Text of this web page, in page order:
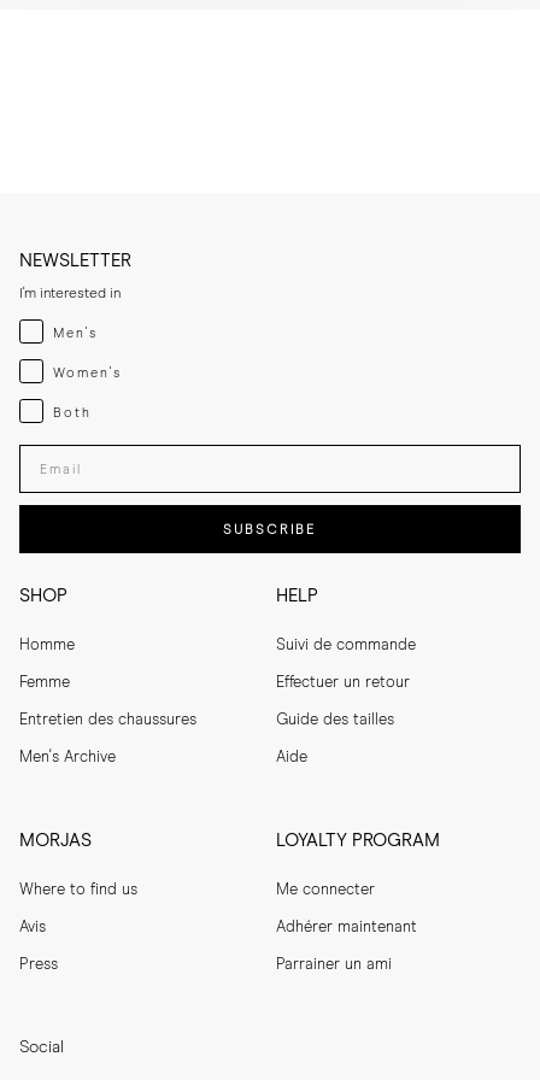
SHOP
Homme
Femme
Entretien des chaussures
Men's Archive
HELP
Suivi de commande
Effectuer un retour
Guide des tailles
Aide
MORJAS
Where to find us
Avis
Press
LOYALTY PROGRAM
Me connecter
Adhérer maintenant
Parrainer un ami
NEWSLETTER
I'm interested in
Menswear
Men's
Womenswear
Women's
Both
Both
Enter your email adress
SUBSCRIBE
Social